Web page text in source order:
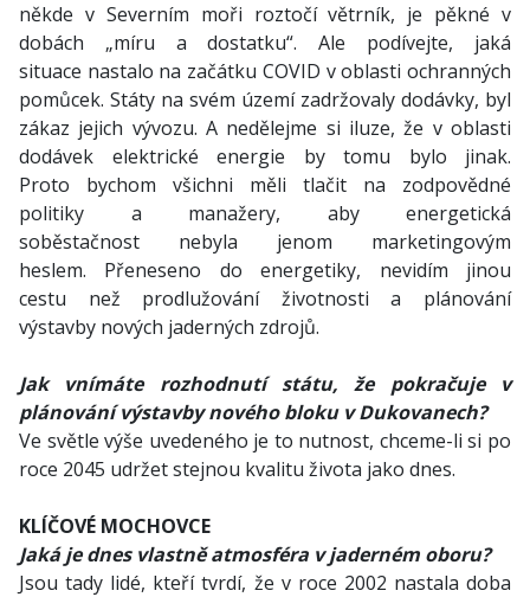
někde v Severním moři roztočí větrník, je pěkné v
dobách „míru a dostatku“. Ale podívejte, jaká
situace nastalo na začátku COVID v oblasti ochranných
pomůcek. Státy na svém území zadržovaly dodávky, byl
zákaz jejich vývozu. A nedělejme si iluze, že v oblasti
dodávek elektrické energie by tomu bylo jinak.
Proto bychom všichni měli tlačit na zodpovědné
politiky a manažery, aby energetická
soběstačnost nebyla jenom marketingovým
heslem. Přeneseno do energetiky, nevidím jinou
cestu než prodlužování životnosti a plánování
výstavby nových jaderných zdrojů.
Jak vnímáte rozhodnutí státu, že pokračuje v
plánování výstavby nového bloku v Dukovanech?
Ve světle výše uvedeného je to nutnost, chceme-li si po
roce 2045 udržet stejnou kvalitu života jako dnes.
KLÍČOVÉ MOCHOVCE
Jaká je dnes vlastně atmosféra v jaderném oboru?
Jsou tady lidé, kteří tvrdí, že v roce 2002 nastala doba